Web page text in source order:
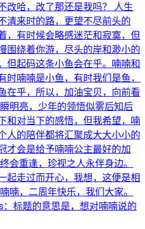
改哈，改了那还是我吗？ 人生
清来时的路，更望不尽前头的
，有时候会略感迷茫和寂寞，但
围绕着你游，尽头的岸和渺小的
但起码这条小鱼会在乎。喃喃和
喃喃是小鱼，有时我们是鱼，
在乎，所以，加油宝贝，向前看
明亮，少年的领悟似雾后知后
和对当下的感悟，但我希望，喃
人的陪伴都将汇聚成大大小小的
才会是给予喃喃公主最好的加
会重逢，珍视之人永伴身边。
起走过而开心，我想，这便是相
喃，二周年快乐，我们大家。
标题的意思是，想对喃喃说的